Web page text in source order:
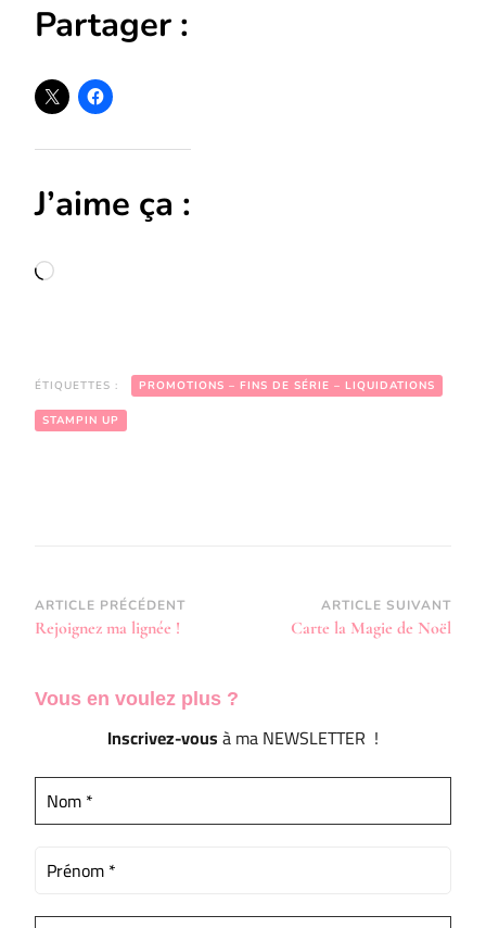
Partager :
J’aime ça :
Chargement…
ÉTIQUETTES : PROMOTIONS – FINS DE SÉRIE – LIQUIDATIONS
STAMPIN UP
Navigation
d’article
ARTICLE PRÉCÉDENT
Rejoignez ma lignée !
ARTICLE SUIVANT
Carte la Magie de Noël
Vous en voulez plus ?
Inscrivez-vousà ma NEWSLETTER !